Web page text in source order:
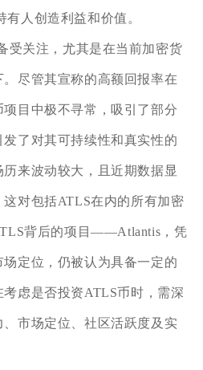
人创造利益和价值。
受关注，尤其是在当前加密货
尽管其宣称的高额回报率在
目中极不寻常，吸引了部分
了对其可持续性和真实性的
来波动较大，且近期数据显
对包括ATLS在内的所有加密
背后的项目——Atlantis，凭
定位，仍被认为具备一定的
虑是否投资ATLS币时，需深
市场定位、社区活跃度及实